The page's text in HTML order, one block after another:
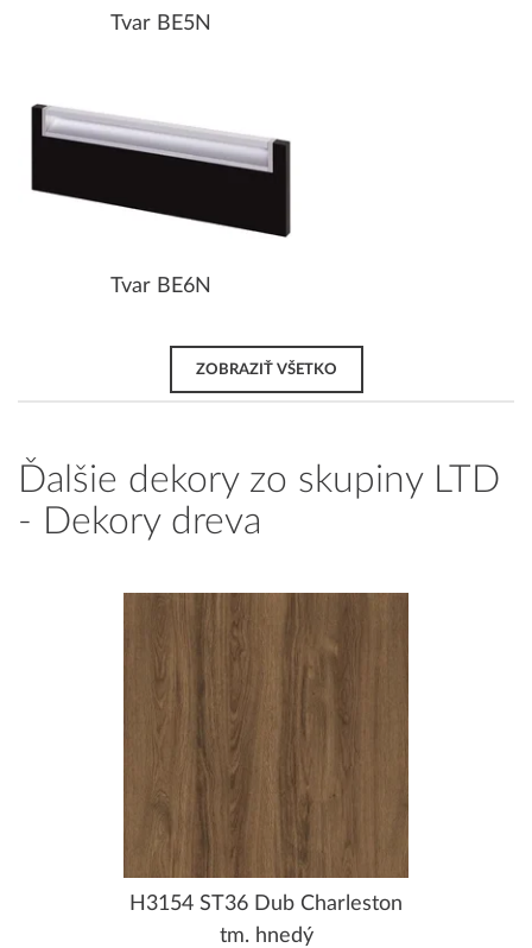
Tvar BE5N
Tvar BE6N
ZOBRAZIŤ VŠETKO
Ďalšie dekory zo skupiny LTD
- Dekory dreva
H3154 ST36 Dub Charleston
tm. hnedý